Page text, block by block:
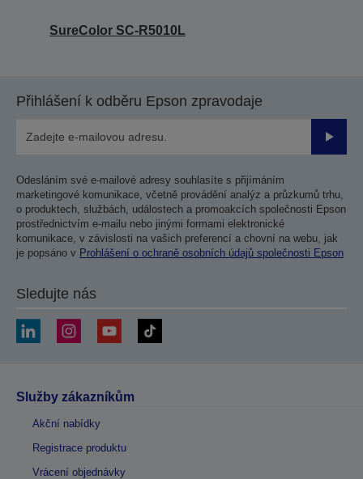
SureColor SC-R5010L
Přihlášení k odběru Epson zpravodaje
Odesláním své e-mailové adresy souhlasíte s přijímáním
marketingové komunikace, včetně provádění analýz a průzkumů trhu,
o produktech, službách, událostech a promoakcích společnosti Epson
prostřednictvím e-mailu nebo jinými formami elektronické
komunikace, v závislosti na vašich preferencí a chovní na webu, jak
je popsáno v Prohlášení o ochraně osobních údajů společnosti Epson
Sledujte nás
Služby zákazníkům
Akční nabídky
Registrace produktu
Vrácení objednávky